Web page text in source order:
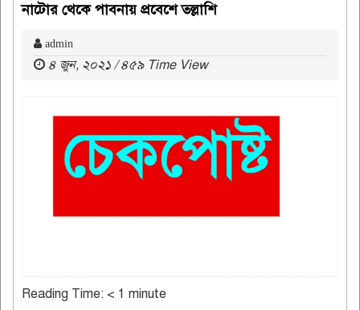
নাটোর থেকে পাবনায় প্রবেশে তল্লাশি
admin
৪ জুন, ২০২১ / ৪৫৯ Time View
Reading Time: < 1 minute